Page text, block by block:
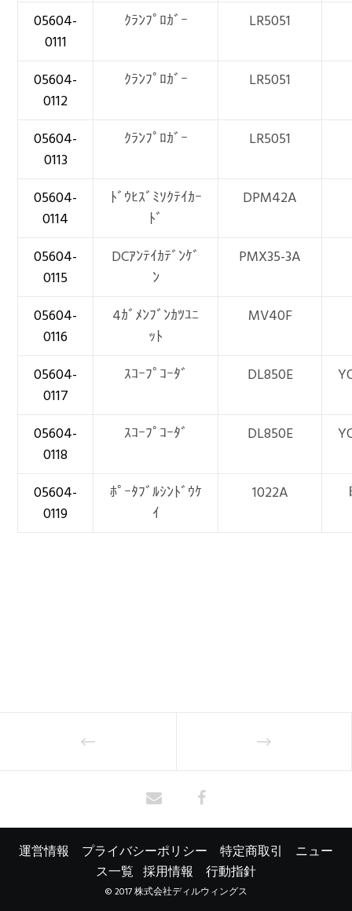
05604-
0111
ｸﾗﾝﾌﾟﾛｶﾞｰ LR5051
05604-
0112
ｸﾗﾝﾌﾟﾛｶﾞｰ LR5051
05604-
0113
ｸﾗﾝﾌﾟﾛｶﾞｰ LR5051
05604-
0114
ﾄﾞｳﾋｽﾞﾐｿｸﾃｲｶｰ
ﾄﾞ
DPM42A
05604-
0115
DCｱﾝﾃｲｶﾃﾞﾝｹﾞ
ﾝ
PMX35-3A
05604-
0116
4ｶﾞﾒﾝﾌﾞﾝｶﾂﾕﾆ
ｯﾄ
MV40F
05604-
0117
ｽｺｰﾌﾟｺｰﾀﾞ DL850E
05604-
0118
ｽｺｰﾌﾟｺｰﾀﾞ DL850E
05604-
0119
ﾎﾟｰﾀﾌﾞﾙｼﾝﾄﾞｳｹ
ｲ
1022A
運営情報 プライバシーポリシー 特定商取引
ニュー
ス一覧 採用情報 行動指針
© 2017 株式会社ディルウィングス